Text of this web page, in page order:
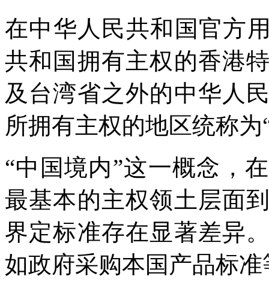
在中华人民共和国官方
共和国拥有主权的香港
及台湾省之外的中华人
所拥有主权的地区统称为
“中国境内”这一概念，
最基本的主权领土层面
界定标准存在显著差异
如政府采购本国产品标